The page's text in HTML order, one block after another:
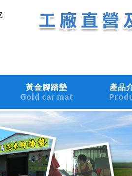
黃金腳踏墊
Gold car mat
產品